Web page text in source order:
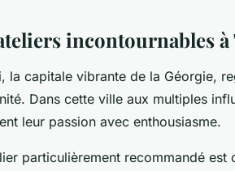
incontournables
la capitale vibrante de la Géorgie,
Dans cette ville aux multiples
leur passion avec enthousiasme.
particulièrement recommandé est